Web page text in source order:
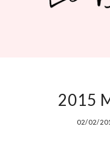
2015
02/02/